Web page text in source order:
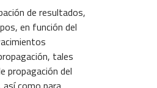
de resultados,
en función del
tales
propagación del